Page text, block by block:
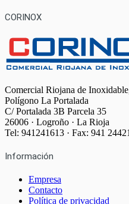
CORINOX
Comercial Riojana de
Polígono La Portalada
C/ Portalada 3B Parcela 35
26006 · Logroño · La Rioja
Tel: 941241613 · Fax: 941
Información
Empresa
Contacto
Política de privacidad